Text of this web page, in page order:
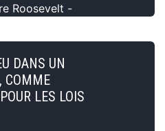
Roosevelt -
DANS UN
COMME
LES LOIS